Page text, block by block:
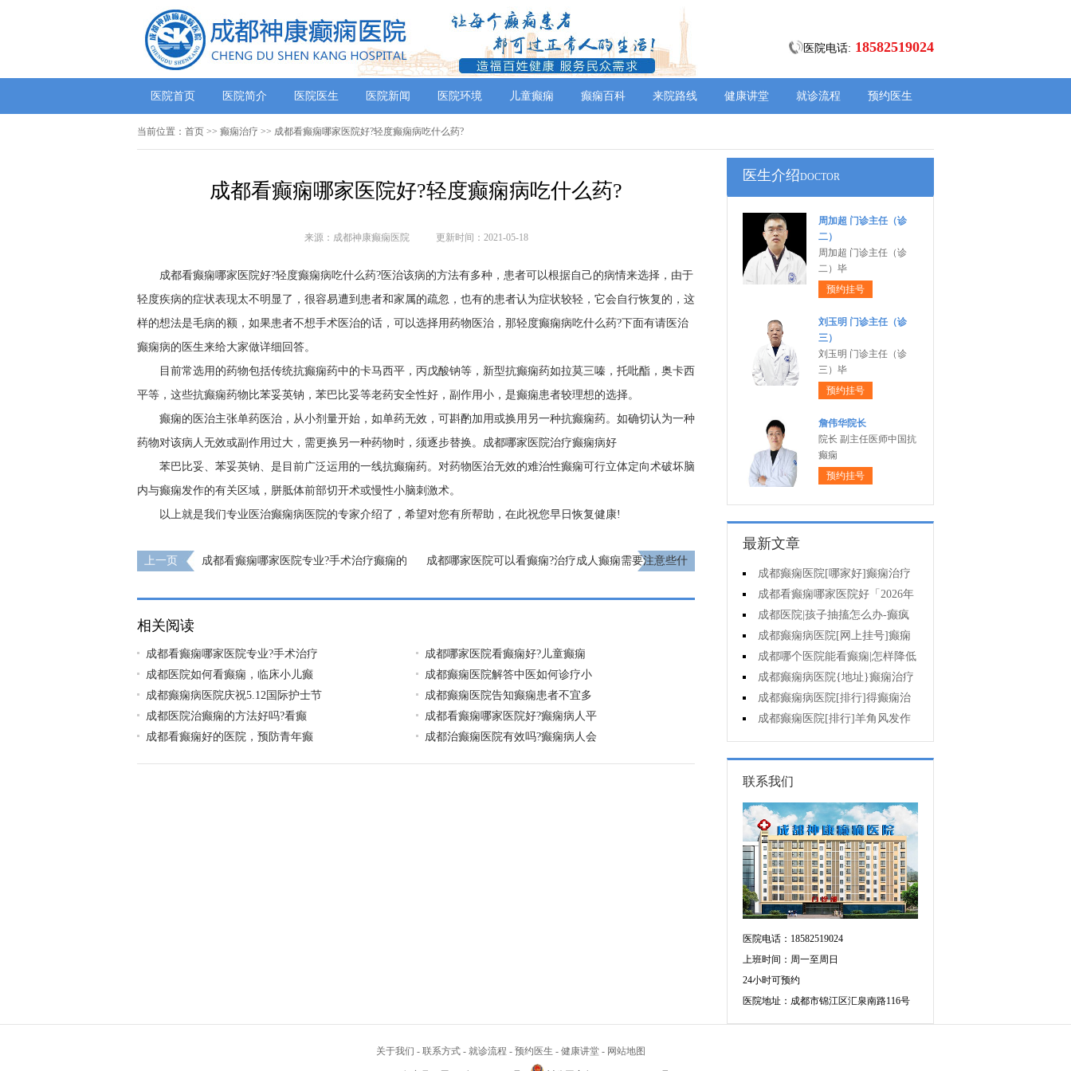
医院电话: 18582519024
医院首页 医院简介 医院医生 医院新闻 医院环境 儿童癫痫 癫痫百科 来院路线 健康讲堂 就诊流程 预约医生
当前位置： 首页 >> 癫痫治疗 >> ​成都看癫痫哪家医院好?轻度癫痫病吃什么药?
​成都看癫痫哪家医院好?轻度癫痫病吃什么药?
来源：成都神康癫痫医院 更新时间：2021-05-18
成都看癫痫哪家医院好?轻度癫痫病吃什么药?医治该病的方法有多种，患者可以根据自己的病情来选择，由于
轻度疾病的症状表现太不明显了，很容易遭到患者和家属的疏忽，也有的患者认为症状较轻，它会自行恢复的，这
样的想法是毛病的额，如果患者不想手术医治的话，可以选择用药物医治，那轻度癫痫病吃什么药?下面有请医治
癫痫病的医生来给大家做详细回答。
目前常选用的药物包括传统抗癫痫药中的卡马西平，丙戊酸钠等，新型抗癫痫药如拉莫三嗪，托吡酯，奥卡西
平等，这些抗癫痫药物比苯妥英钠，苯巴比妥等老药安全性好，副作用小，是癫痫患者较理想的选择。
癫痫的医治主张单药医治，从小剂量开始，如单药无效，可斟酌加用或换用另一种抗癫痫药。如确切认为一种
药物对该病人无效或副作用过大，需更换另一种药物时，须逐步替换。 成都哪家医院治疗癫痫病好
苯巴比妥、苯妥英钠、是目前广泛运用的一线抗癫痫药。对药物医治无效的难治性癫痫可行立体定向术破坏脑
内与癫痫发作的有关区域，胼胝体前部切开术或慢性小脑刺激术。
以上就是我们专业医治癫痫病医院的专家介绍了，希望对您有所帮助，在此祝您早日恢复健康!
上一页
成都看癫痫哪家医院专业?手术治疗癫痫的
​成都哪家医院可以看癫痫?治疗成人癫痫需要注意些什
相关阅读
成都看癫痫哪家医院专业?手术治疗
​成都哪家医院看癫痫好?儿童癫痫
成都医院如何看癫痫，临床小儿癫
成都癫痫医院解答中医如何诊疗小
成都癫痫病医院庆祝5.12国际护士节
成都癫痫医院告知癫痫患者不宜多
​成都医院治癫痫的方法好吗?看癫
成都看癫痫哪家医院好?癫痫病人平
成都看癫痫好的医院，预防青年癫
成都治癫痫医院有效吗?癫痫病人会
医生介绍DOCTOR
周加超 门诊主任（诊
二）
周加超 门诊主任（诊
二）毕
预约挂号
刘玉明 门诊主任（诊
三）
刘玉明 门诊主任（诊
三）毕
预约挂号
詹伟华院长
院长 副主任医师中国抗
癫痫
预约挂号
最新文章
成都癫痫医院[哪家好]癫痫治疗
起来很困难吗?
成都看癫痫哪家医院好「2026年
度公布」为什么有癫痫的病人容易
猝死?
成都医院|孩子抽搐怎么办-癫疯
病病人反复发作的原因是什么?
成都癫痫病医院[网上挂号]癫痫
的治疗要注意什么?
成都哪个医院能看癫痫|怎样降低
癫痫遗传风险?
成都癫痫病医院{地址}癫痫治疗
中为什么还是犯病?
成都癫痫病医院[排行]得癫痫治
不好是为什么?
成都癫痫医院[排行]羊角风发作
有哪些危害?
联系我们
医院电话：18582519024
上班时间：周一至周日
24小时可预约
医院地址：成都市锦江区汇泉南路116号
关于我们 - 联系方式 - 就诊流程 - 预约医生 - 健康讲堂 - 网站地图